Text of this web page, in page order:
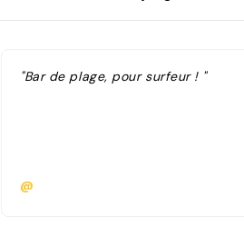
"Bar de plage, pour surfeur ! "
@